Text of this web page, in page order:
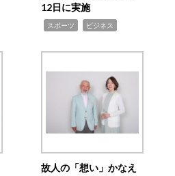
12日に実施
スポーツ ビジネス
故人の「想い」かなえ